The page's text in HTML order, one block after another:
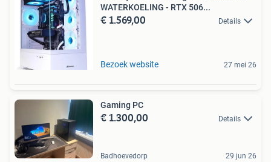
WATERKOELING - RTX 506...
€ 1.569,00 Details
Bezoek website 27 mei 26
Gaming PC
€ 1.300,00 Details
Badhoevedorp 29 jun 26